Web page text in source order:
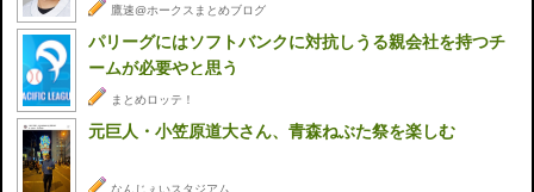
鷹速@ホークスまとめブログ
パリーグにはソフトバンクに対抗しうる親会社を持つチ
ームが必要やと思う
まとめロッテ！
元巨人・小笠原道大さん、青森ねぶた祭を楽しむ
なんじぇいスタジアム